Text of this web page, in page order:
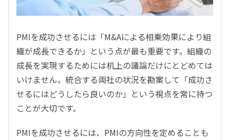
PMIを成功させるには「M&Aによる相乗効果により組
織が成長できるか」という点が最も重要です。組織の
成長を実現するためには机上の議論だけにとどめては
いけません。統合する両社の状況を勘案して「成功さ
せるにはどうしたら良いのか」という視点を常に持つ
ことが大切です。
PMIを成功させるには、PMIの方向性を定めることも